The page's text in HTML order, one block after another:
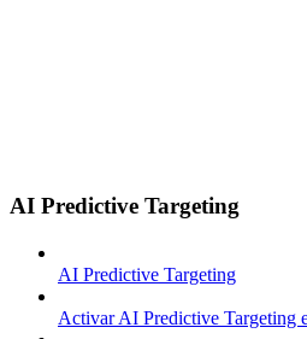
AI Predictive Targeting
AI Predictive Targeting
Activar AI Predictive Targeting